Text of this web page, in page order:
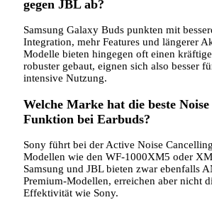
gegen JBL ab?
Samsung Galaxy Buds punkten mit
Integration, mehr Features und längerer
Modelle bieten hingegen oft einen
robuster gebaut, eignen sich also besser
intensive Nutzung.
Welche Marke hat die beste
Funktion bei Earbuds?
Sony führt bei der Active Noise
Modellen wie den WF-1000XM5 oder
Samsung und JBL bieten zwar ebenfalls
Premium-Modellen, erreichen aber nicht
Effektivität wie Sony.